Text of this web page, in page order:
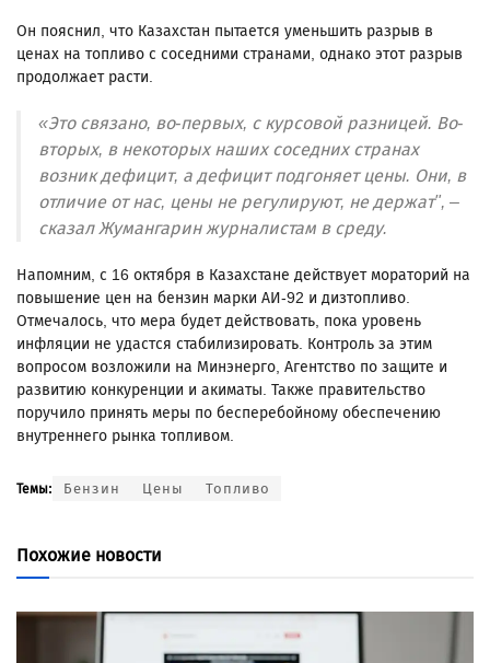
Он пояснил, что Казахстан пытается уменьшить разрыв в
ценах на топливо с соседними странами, однако этот разрыв
продолжает расти.
«Это связано, во-первых, с курсовой разницей. Во-
вторых, в некоторых наших соседних странах
возник дефицит, а дефицит подгоняет цены. Они, в
отличие от нас, цены не регулируют, не держат", –
сказал Жумангарин журналистам в среду.
Напомним, с 16 октября в Казахстане действует мораторий на
повышение цен на бензин марки АИ-92 и дизтопливо.
Отмечалось, что мера будет действовать, пока уровень
инфляции не удастся стабилизировать. Контроль за этим
вопросом возложили на Минэнерго, Агентство по защите и
развитию конкуренции и акиматы. Также правительство
поручило принять меры по бесперебойному обеспечению
внутреннего рынка топливом.
Темы: Бензин Цены Топливо
Похожие новости